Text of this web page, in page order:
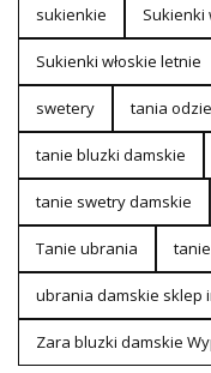
sukienkie Sukienki
Sukienki włoskie letnie
swetery tania
tanie bluzki damskie
tanie swetry damskie
Tanie ubrania
ubrania damskie sklep
Zara bluzki damskie